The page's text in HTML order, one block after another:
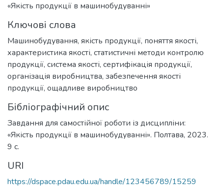
«Якість продукції в машинобудуванні»
Ключові слова
Машинобудування, якість продукції, поняття якості,
характеристика якості, статистичні методи контролю
продукції, система якості, сертифікація продукції,
організація виробництва, забезпечення якості
продукції, ощадливе виробництво
Бібліографічний опис
Завдання для самостійної роботи із дисципліни:
«Якість продукції в машинобудуванні». Полтава, 2023.
9 с.
URI
https://dspace.pdau.edu.ua/handle/123456789/15259